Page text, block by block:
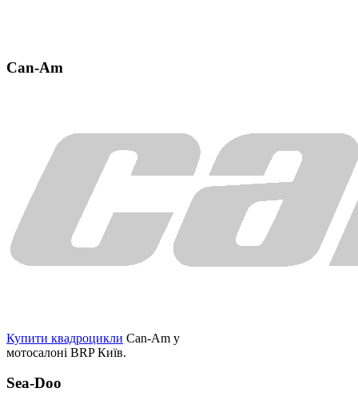
Can-Am
Купити квадроцикли Can-Am у
мотосалоні BRP Київ.
Sea-Doo